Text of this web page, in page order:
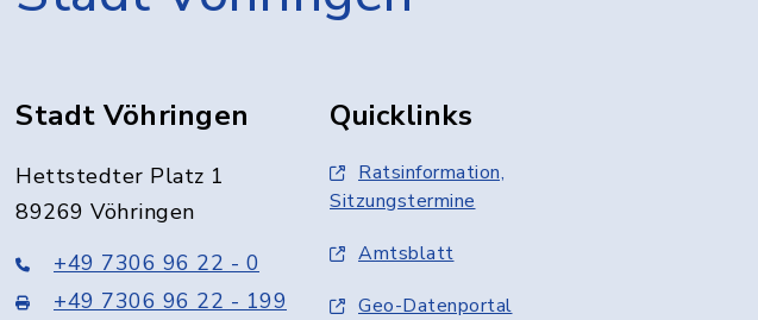
Stadt Vöhringen
Hettstedter Platz 1
89269 Vöhringen
+49 7306 96 22 - 0
+49 7306 96 22 - 199
Quicklinks
Ratsinformation,
Sitzungstermine
Amtsblatt
Geo-Datenportal